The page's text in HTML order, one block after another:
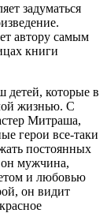
задуматься
автору самым
книги
детей, которые в
жизнью. С
Митраша,
герои все-таки
постоянных
он мужчина,
и любовью
он видит